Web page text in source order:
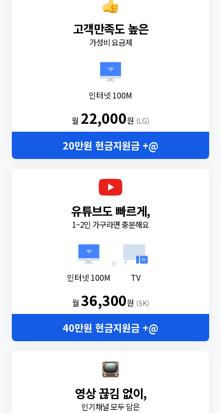
고객만족도 높은
가성비 요금제
인터넷 100M
월 22,000원 (LG)
20만원 현금지원금 +@
유튜브도 빠르게,
1~2인 가구라면 충분해요
인터넷 100M
+
TV
월36,300원 (SK)
40만원 현금지원금 +@
영상 끊김 없이,
인기채널 모두 담은